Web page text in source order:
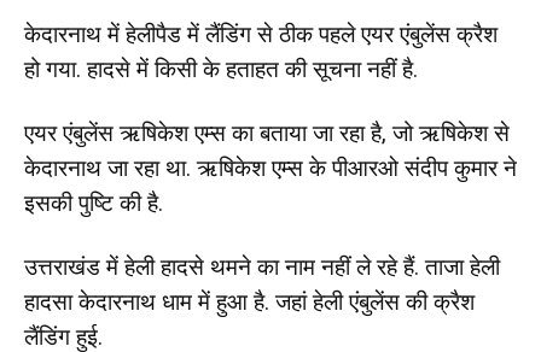
केदारनाथ में हेलीपैड में लैंडिंग से ठीक पहले एयर एंबुलेंस क्रैश
हो गया. हादसे में किसी के हताहत की सूचना नहीं है.
एयर एंबुलेंस ऋषिकेश एम्स का बताया जा रहा है, जो ऋषिकेश से
केदारनाथ जा रहा था. ऋषिकेश एम्स के पीआरओ संदीप कुमार ने
इसकी पुष्टि की है.
उत्तराखंड में हेली हादसे थमने का नाम नहीं ले रहे हैं. ताजा हेली
हादसा केदारनाथ धाम में हुआ है. जहां हेली एंबुलेंस की क्रैश
लैंडिंग हुई.